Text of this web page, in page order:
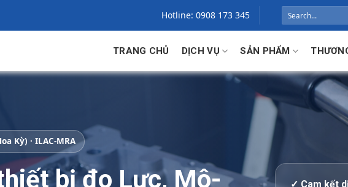
Hotline: 0908 173 345
Search
for:
TRANG CHỦ DỊCH VỤ SẢN PHẨM
Kỳ) · ILAC-MRA
bị đo Lực, Mô-
✓ Cam kết